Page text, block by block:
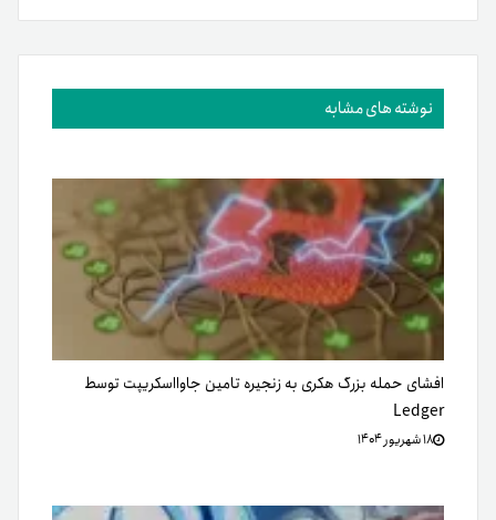
نوشته های مشابه
افشای حمله بزرگ هکری به زنجیره تامین جاوااسکریپت توسط
Ledger
۱۸ شهریور ۱۴۰۴